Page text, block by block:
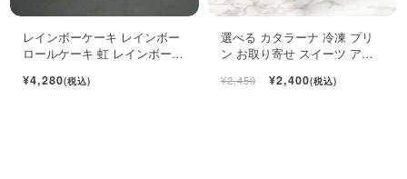
レインボーケーキ レインボー
ロールケーキ 虹 レインボース
¥4,280(税込)
選べる カタラーナ 冷凍 プリ
ン お取り寄せ スイーツ アイ
¥2,450 ¥2,400(税込)